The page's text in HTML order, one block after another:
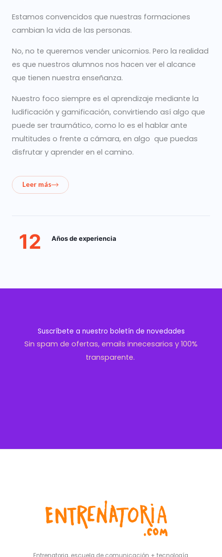
Estamos convencidos que nuestras formaciones
cambian la vida de las personas.
No, no te queremos vender unicornios. Pero la realidad
es que nuestros alumnos nos hacen ver el alcance
que tienen nuestra enseñanza.
Nuestro foco siempre es el aprendizaje mediante la
ludificación y gamificación, convirtiendo así algo que
puede ser traumático, como lo es el hablar ante
multitudes o frente a cámara, en algo que puedas
disfrutar y aprender en el camino.
Leer más
12 Años de experiencia
Suscríbete a nuestro boletín de novedades
Sin spam de ofertas, emails innecesarios y 100%
transparente.